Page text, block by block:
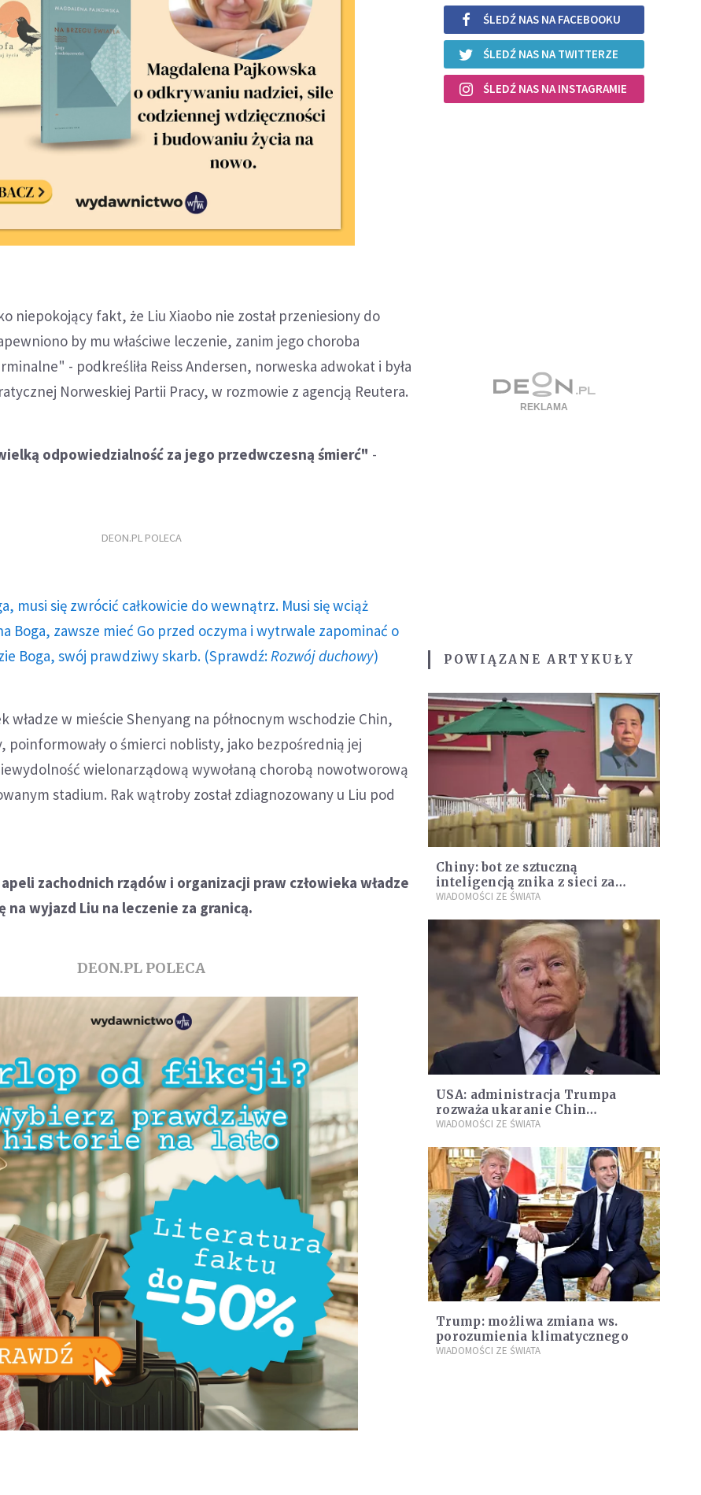
niepokojący fakt, że Liu Xiaobo nie został przeniesiony do
by mu właściwe leczenie, zanim jego choroba
- podkreśliła Reiss Andersen, norweska adwokat i była
Norweskiej Partii Pracy, w rozmowie z agencją Reutera.
odpowiedzialność za jego przedwczesną śmierć" -
DEON.PL POLECA
musi się zwrócić całkowicie do wewnątrz. Musi się wciąż
Boga, zawsze mieć Go przed oczyma i wytrwale zapominać o
Boga, swój prawdziwy skarb. (Sprawdź: Rozwój duchowy)
władze w mieście Shenyang na północnym wschodzie Chin,
poinformowały o śmierci noblisty, jako bezpośrednią jej
wielonarządową wywołaną chorobą nowotworową
stadium. Rak wątroby został zdiagnozowany u Liu pod
zachodnich rządów i organizacji praw człowieka władze
na wyjazd Liu na leczenie za granicą.
DEON.PL POLECA
ŚLEDŹ NAS NA FACEBOOKU
ŚLEDŹ NAS NA TWITTERZE
ŚLEDŹ NAS NA INSTAGRAMIE
POWIĄZANE ARTYKUŁY
Chiny: bot ze sztuczną
inteligencją znika z sieci za
krytykę partii
WIADOMOŚCI ZE ŚWIATA
USA: administracja Trumpa
rozważa ukaranie Chin
sankcjami
WIADOMOŚCI ZE ŚWIATA
Trump: możliwa zmiana ws.
porozumienia klimatycznego
WIADOMOŚCI ZE ŚWIATA